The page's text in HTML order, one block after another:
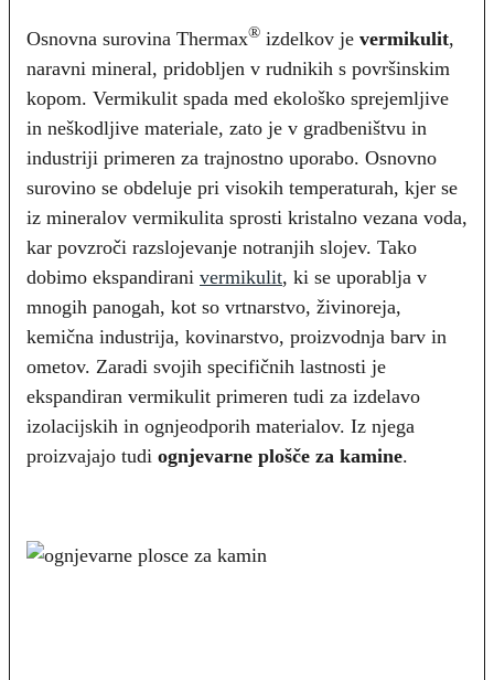
Osnovna surovina Thermax® izdelkov je vermikulit,
naravni mineral, pridobljen v rudnikih s površinskim
kopom. Vermikulit spada med ekološko sprejemljive
in neškodljive materiale, zato je v gradbeništvu in
industriji primeren za trajnostno uporabo. Osnovno
surovino se obdeluje pri visokih temperaturah, kjer se
iz mineralov vermikulita sprosti kristalno vezana voda,
kar povzroči razslojevanje notranjih slojev. Tako
dobimo ekspandirani vermikulit, ki se uporablja v
mnogih panogah, kot so vrtnarstvo, živinoreja,
kemična industrija, kovinarstvo, proizvodnja barv in
ometov. Zaradi svojih specifičnih lastnosti je
ekspandiran vermikulit primeren tudi za izdelavo
izolacijskih in ognjeodporih materialov. Iz njega
proizvajajo tudi ognjevarne plošče za kamine.